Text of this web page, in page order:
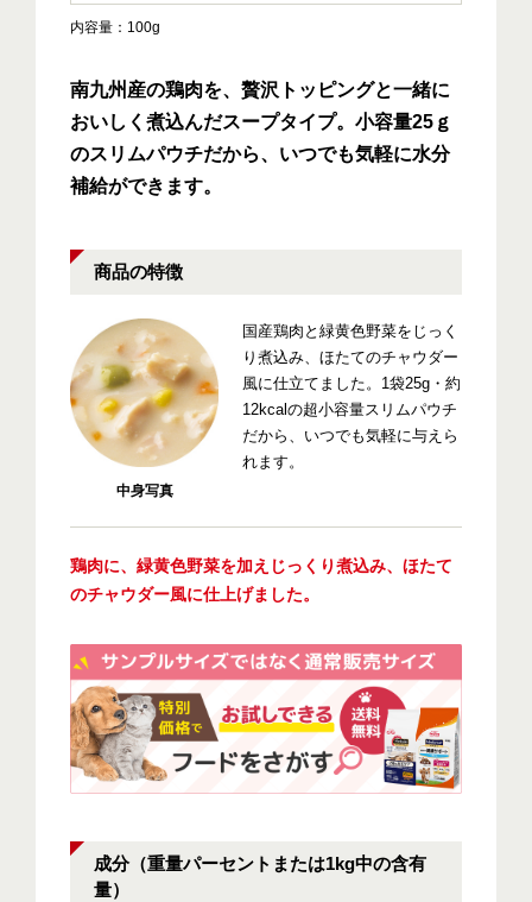
内容量 100g
南九州産の鶏肉を、贅沢トッピングと一緒に
おいしく煮込んだスープタイプ。小容量25ｇ
のスリムパウチだから、いつでも気軽に水分
補給ができます。
商品の特徴
中身写真
国産鶏肉と緑黄色野菜をじっく
り煮込み、ほたてのチャウダー
風に仕立てました。1袋25g・約
12kcalの超小容量スリムパウチ
だから、いつでも気軽に与えら
れます。
鶏肉に、緑黄色野菜を加えじっくり煮込み、ほたて
のチャウダー風に仕上げました。
成分（重量パーセントまたは1kg中の含有
量）